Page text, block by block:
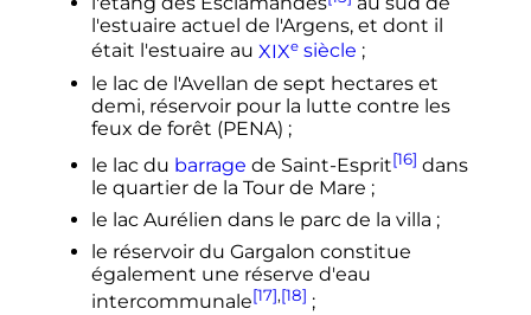
l'estuaire actuel de l'Argens, et dont il
était l'estuaire au XIXesiècle ;
le lac de l'Avellan de sept hectares et
demi, réservoir pour la lutte contre les
feux de forêt (PENA) ;
le lac du barrage de Saint-Esprit[16] dans
le quartier de la Tour de Mare ;
le lac Aurélien dans le parc de la villa ;
le réservoir du Gargalon constitue
également une réserve d'eau
intercommunale[17],[18] ;